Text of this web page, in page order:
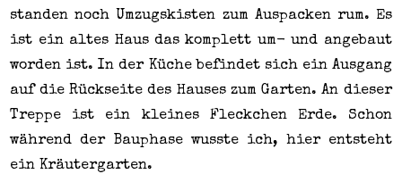
standen noch Umzugskisten zum Auspacken rum. Es
ist ein altes Haus das komplett um- und angebaut
worden ist. In der Küche befindet sich ein Ausgang
auf die Rückseite des Hauses zum Garten. An dieser
Treppe ist ein kleines Fleckchen Erde. Schon
während der Bauphase wusste ich, hier entsteht
ein Kräutergarten.